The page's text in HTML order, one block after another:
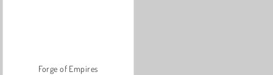
Forge of Empires